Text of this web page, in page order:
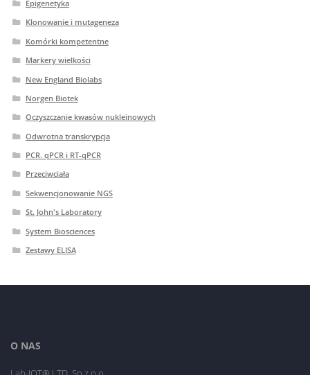
Epigenetyka
Klonowanie i mutageneza
Komórki kompetentne
Markery wielkości
New England Biolabs
Norgen Biotek
Oczyszczanie kwasów nukleinowych
Odwrotna transkrypcja
PCR. qPCR i RT-qPCR
Przeciwciała
Sekwencjonowanie NGS
St. John's Laboratory
System Biosciences
Zestawy ELISA
O NAS